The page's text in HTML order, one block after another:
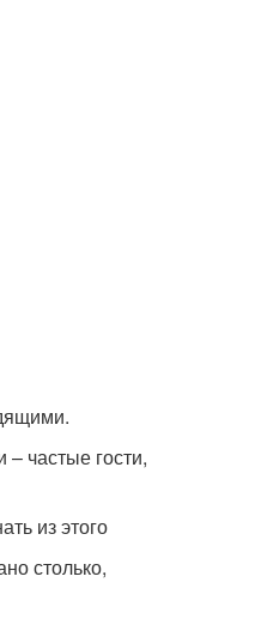
частые гости,
из этого
столько,